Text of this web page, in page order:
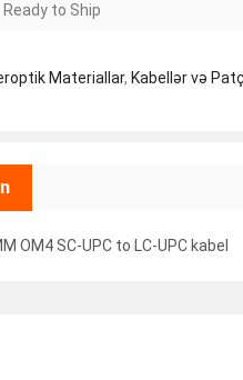
Ready to Ship
Materiallar, Kabellər və
OM4 SC-UPC to LC-UPC kabel